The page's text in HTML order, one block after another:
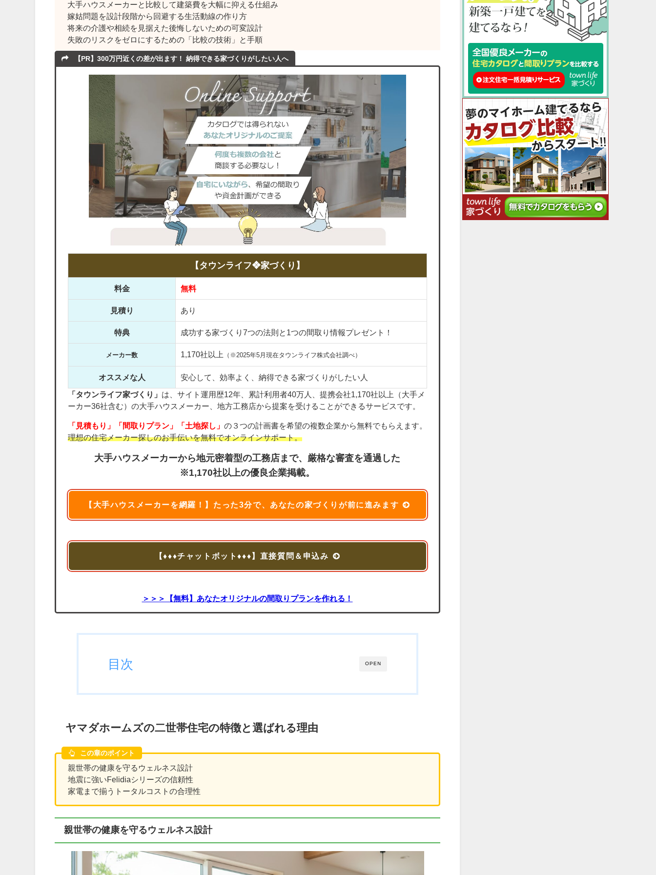
大手ハウスメーカーと比較して建築費を大幅に抑える仕組み
嫁姑問題を設計段階から回避する生活動線の作り方
将来の介護や相続を見据えた後悔しないための可変設計
失敗のリスクをゼロにするための「比較の技術」と手順
【PR】300万円近くの差が出ます！ 納得できる家づくりがしたい人へ
【タウンライフ❖家づくり】
料金 無料
見積り あり
特典 成功する家づくり7つの法則と1つの間取り情報プレゼント！
メーカー数 1,170社以上 （※2025年5月現在タウンライフ株式会社調べ）
オススメな人 安心して、効率よく、納得できる家づくりがしたい人
「タウンライフ家づくり」 は、サイト運用歴12年、累計利用者40万人、提携会社1,170社以上（大手メ
ーカー36社含む）の大手ハウスメーカー、地方工務店から提案を受けることができるサービスです。
「見積もり」「間取りプラン」「土地探し」 の３つの計画書を希望の複数企業から無料でもらえます。
理想の住宅メーカー探しのお手伝いを無料でオンラインサポート。
大手ハウスメーカーから地元密着型の工務店まで、厳格な審査を通過した
※1,170社以上の優良企業掲載。
【大手ハウスメーカーを網羅！】たった3分で、あなたの家づくりが前に進みます
【♦♦♦チャットボット♦♦♦】直接質問＆申込み
＞＞＞【無料】あなたオリジナルの間取りプランを作れる！
OPEN
目次
ヤマダホームズの二世帯住宅の特徴と選ばれる理由
この章のポイント
親世帯の健康を守るウェルネス設計
地震に強いFelidiaシリーズの信頼性
家電まで揃うトータルコストの合理性
親世帯の健康を守るウェルネス設計